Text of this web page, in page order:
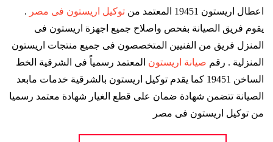
اعطال اريستون 19451 المعتمد من
توكيل اريستون فى مصر .
يقوم فريق الصيانة بفحص واصلاح جميع اجهزة اريستون فى
المنزل فريق من الفنيين المتخصصون فى جميع منتجات اريستون
المنزلية . رقم صيانة اريستون المعتمد رسمياً فى الشرقية الخط
الساخن 19451 كما يقدم توكيل اريستون بالشرقية خدمات مابعد
الصيانة تتضمن شهادة ضمان على قطع الغيار شهادة معتمد رسميا
من توكيل اريستون فى مصر